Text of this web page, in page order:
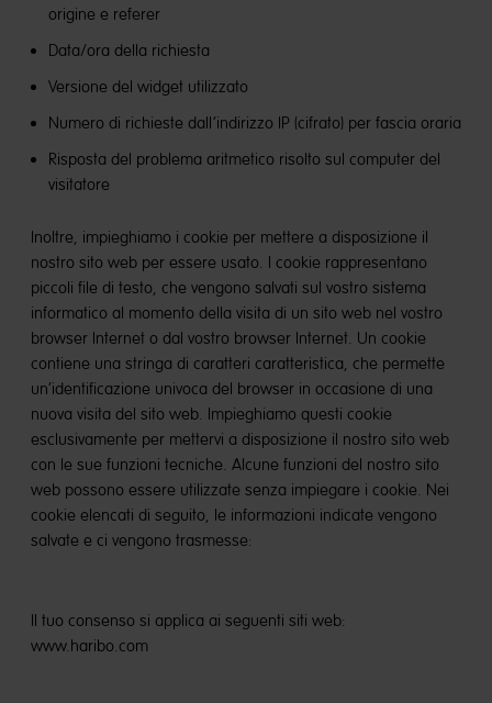
origine e referer
Data/ora della richiesta
Versione del widget utilizzato
Numero di richieste dall’indirizzo IP (cifrato) per fascia oraria
Risposta del problema aritmetico risolto sul computer del
visitatore
Inoltre, impieghiamo i cookie per mettere a disposizione il
nostro sito web per essere usato. I cookie rappresentano
piccoli file di testo, che vengono salvati sul vostro sistema
informatico al momento della visita di un sito web nel vostro
browser Internet o dal vostro browser Internet. Un cookie
contiene una stringa di caratteri caratteristica, che permette
un’identificazione univoca del browser in occasione di una
nuova visita del sito web. Impieghiamo questi cookie
esclusivamente per mettervi a disposizione il nostro sito web
con le sue funzioni tecniche. Alcune funzioni del nostro sito
web possono essere utilizzate senza impiegare i cookie. Nei
cookie elencati di seguito, le informazioni indicate vengono
salvate e ci vengono trasmesse:
Il tuo consenso si applica ai seguenti siti web:
www.haribo.com